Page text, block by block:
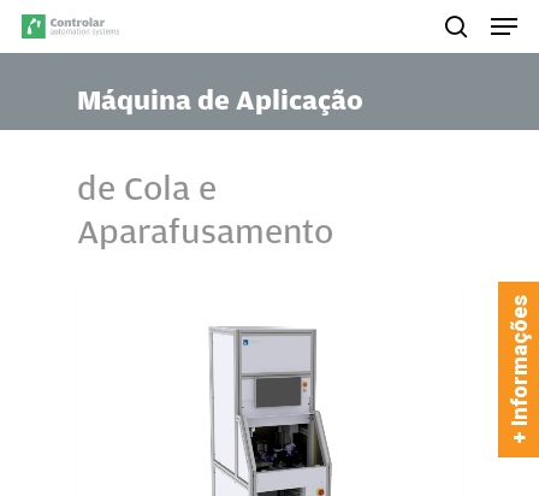
Skip
search
Máquina de Aplicação
de Cola e
Aparafusamento
+ Informações